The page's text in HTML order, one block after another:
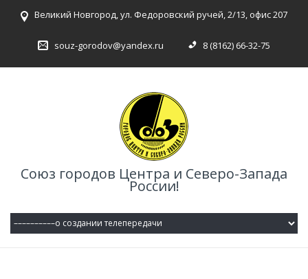
Великий Новгород, ул. Федоровский ручей, 2/13, офис 207
souz-gorodov@yandex.ru 8 (8162) 66-32-75
Союз городов Центра и Северо-Запада
России!